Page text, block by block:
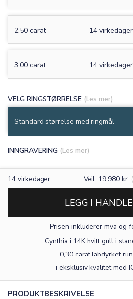
2,50 carat 14 virkedager
3,00 carat 14 virkedager
VELG RINGSTØRRELSE (Les mer)
INNGRAVERING (Les mer)
14 virkedager Veil: 19,980 kr
LEGG I
Prisen inkluderer mva og
Cynthia i 14K hvitt gull i
0,30 carat labdyrket
i eksklusiv kvalitet med
PRODUKTBESKRIVELSE